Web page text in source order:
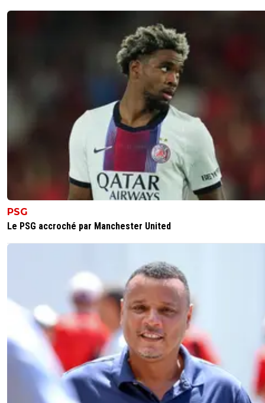
0+ Répondre
12 octobre 2024 à 12:15 + 794
Mais son capitanat doit lui être enlevé , on se fout du
voulu ce poste , il doit en être digne et refuser la
aller faire le "kéké " ce n'est pas concevable .
Répondre
matteo 13 octobre 2024 à 10:23
Sauf que deschamps ne l as pas mis sur la liste
0 Répondre
PSG
Le PSG accroché par Manchester United